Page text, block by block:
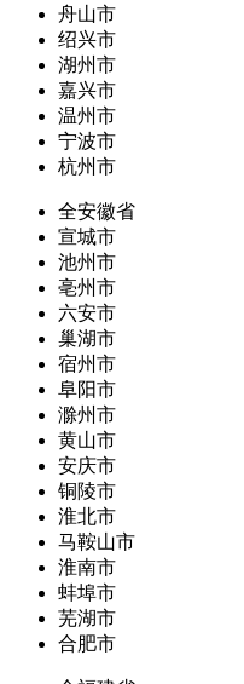
舟山市
绍兴市
湖州市
嘉兴市
温州市
宁波市
杭州市
全安徽省
宣城市
池州市
亳州市
六安市
巢湖市
宿州市
阜阳市
滁州市
黄山市
安庆市
铜陵市
淮北市
马鞍山市
淮南市
蚌埠市
芜湖市
合肥市